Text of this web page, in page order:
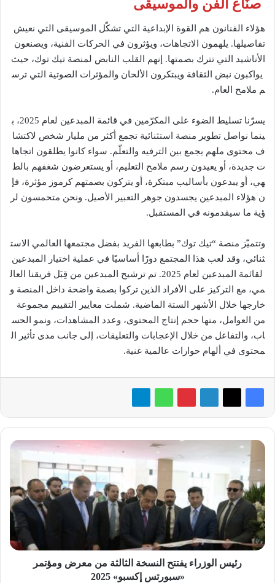
صنّاع الفن والموسيقى
هؤلاء الفنانون هم القوة الإبداعية التي تشكّل الموسيقى التي نعيش
تفاصيلها. يلهمون الاتجاهات، ويؤثرون في الحركات الفنية، ويصنعون
الأناشيد التي تترك بصمتها. إنهم القلب النابض لمنصة تيك توك، حيث
يواكبون نبض الثقافة ويبتكرون الألحان والمؤثرات الصوتية التي ترس
م ملامح العام.
يسرّنا تسليط الضوء على المكرّمين في قائمة المبدعين لعام 2025، ب
ينما نواصل تطوير منصة استثنائية تجمع أكثر من مليار شخص لاكتشا
ف محتوى ملهم يجمع بين الترفيه والتعلّم. سواء كانوا يطلقون اتجاها
ت جديدة، أو يعيدون رسم ملامح التعليم، أو يستعرضون شغفهم بالط
هي، أو يبدعون بأساليب مبتكرة، أو يتركون بصمتهم كرموز مؤثرة، فإ
ن هؤلاء المبدعين يجسدون جوهر التعبير الأصيل. ونحن متحمسون لر
ؤية ما سيقدمونه في المستقبل.
وتتميّز منصة “تيك توك” بطابعها الفريد بفضل مجتمعها العالمي الاست
ثنائي، وقد لعب هذا المجتمع دورًا أساسيًا في عملية اختيار المبدعين
لقائمة المبدعين لعام 2025. تم ترشيح المبدعين من قِبَل فريقنا العال
مي، مع التركيز على الأفراد الذين تركوا بصمة واضحة داخل المنصة و
خارجها خلال الأشهر الستة الماضية. شملت معايير التقييم مجموعة
من العوامل، منها حجم إنتاج المحتوى، وعدد المشاهدات، ونمو الحس
اب، والتفاعل من خلال الإعجابات والتعليقات، إلى جانب مدى تأثير ال
محتوى في ألهام حوارات عالمية غنية.
رئيس
الوزراء
يفتتح
النسخة
الثالثة
من
معرض
ومؤتمر
«سبورتس
إكسبو»رئيس الوزراء يفتتح النسخة الثالثة من معرض ومؤتمر
«سبورتس إكسبو» 2025